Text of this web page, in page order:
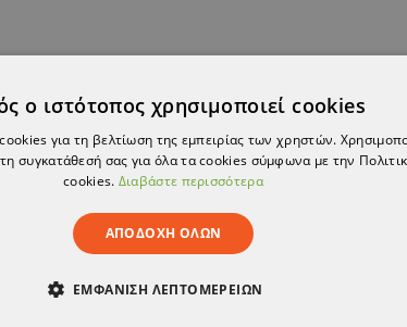
ΝΑ ΣΑΣ
ο ιστότοπος χρησιμοποιεί cookies
για τη βελτίωση της εμπειρίας των χρηστών.
συγκατάθεσή σας για όλα τα cookies σύμφωνα με την
cookies. Διαβάστε περισσότερα
ΑΠΟΔΟΧΉ ΌΛΩΝ
ΕΜΦΆΝΙΣΗ ΛΕΠΤΟΜΕΡΕΙΏΝ